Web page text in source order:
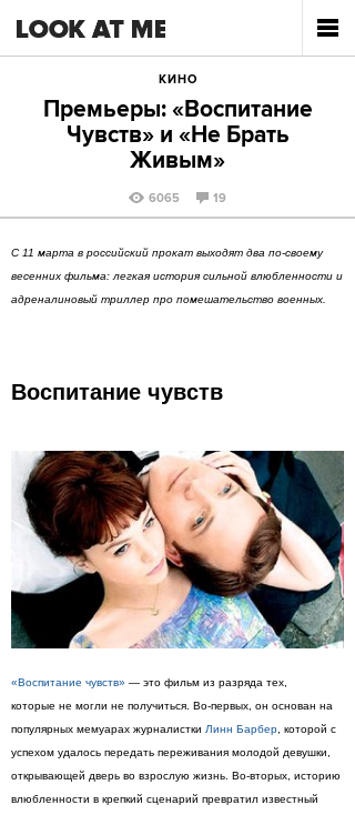
КИНО
Премьеры: «Воспитание
Чувств» и «Не Брать
Живым»
6065 19
С 11 марта в российский прокат выходят два по-своему
весенних фильма: легкая история сильной влюбленности и
адреналиновый триллер про помешательство военных.
Воспитание чувств
«Воспитание чувств» — это фильм из разряда тех,
которые не могли не получиться. Во-первых, он основан на
популярных мемуарах журналистки Линн Барбер , которой с
успехом удалось передать переживания молодой девушки,
открывающей дверь во взрослую жизнь. Во-вторых, историю
влюбленности в крепкий сценарий превратил известный